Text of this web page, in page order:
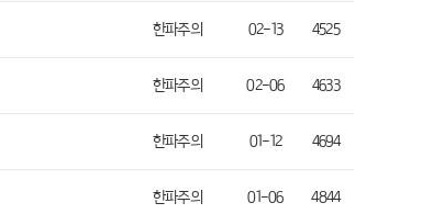
한파주의 02-13 4525
한파주의 02-06 4633
한파주의 01-12 4694
한파주의 01-06 4844